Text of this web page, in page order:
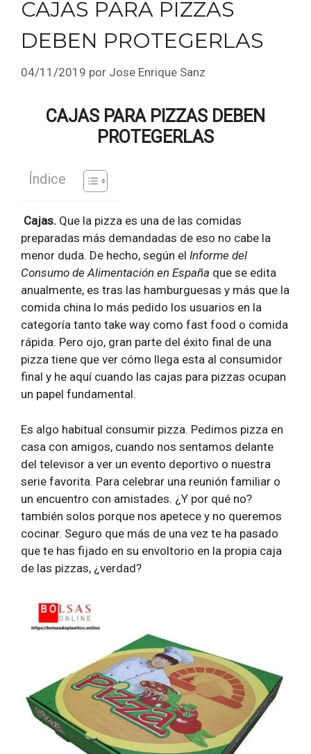
CAJAS PARA PIZZAS
DEBEN PROTEGERLAS
04/11/2019 por Jose Enrique Sanz
CAJAS PARA PIZZAS DEBEN
PROTEGERLAS
Índice
Cajas. Que la pizza es una de las comidas
preparadas más demandadas de eso no cabe la
menor duda. De hecho, según el Informe del
Consumo de Alimentación en España que se edita
anualmente, es tras las hamburguesas y más que la
comida china lo más pedido los usuarios en la
categoría tanto take way como fast food o comida
rápida. Pero ojo, gran parte del éxito final de una
pizza tiene que ver cómo llega esta al consumidor
final y he aquí cuando las cajas para pizzas ocupan
un papel fundamental.
Es algo habitual consumir pizza. Pedimos pizza en
casa con amigos, cuando nos sentamos delante
del televisor a ver un evento deportivo o nuestra
serie favorita. Para celebrar una reunión familiar o
un encuentro con amistades. ¿Y por qué no?
también solos porque nos apetece y no queremos
cocinar. Seguro que más de una vez te ha pasado
que te has fijado en su envoltorio en la propia caja
de las pizzas, ¿verdad?